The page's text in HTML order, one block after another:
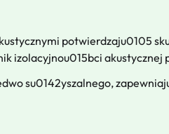
potwierdzaju0105
izolacyjnou015bci
su0142yszalnego,